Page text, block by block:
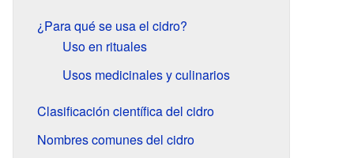
¿Para qué se usa el cidro?
Uso en rituales
Usos medicinales y culinarios
Clasificación científica del cidro
Nombres comunes del cidro